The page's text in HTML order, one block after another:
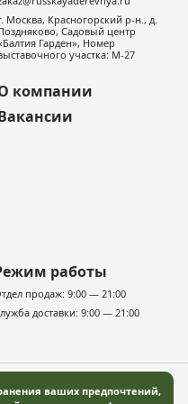
Москва, Красногорский р-н., д.
Садовый центр
Гарден», Номер
участка: М-27
компании
работы
продаж: 9:00 — 21:00
доставки: 9:00 — 21:00
ваших предпочтений,